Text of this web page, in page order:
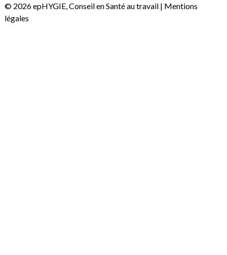
© 2026 epHYGIE, Conseil en Santé au travail | Mentions
légales